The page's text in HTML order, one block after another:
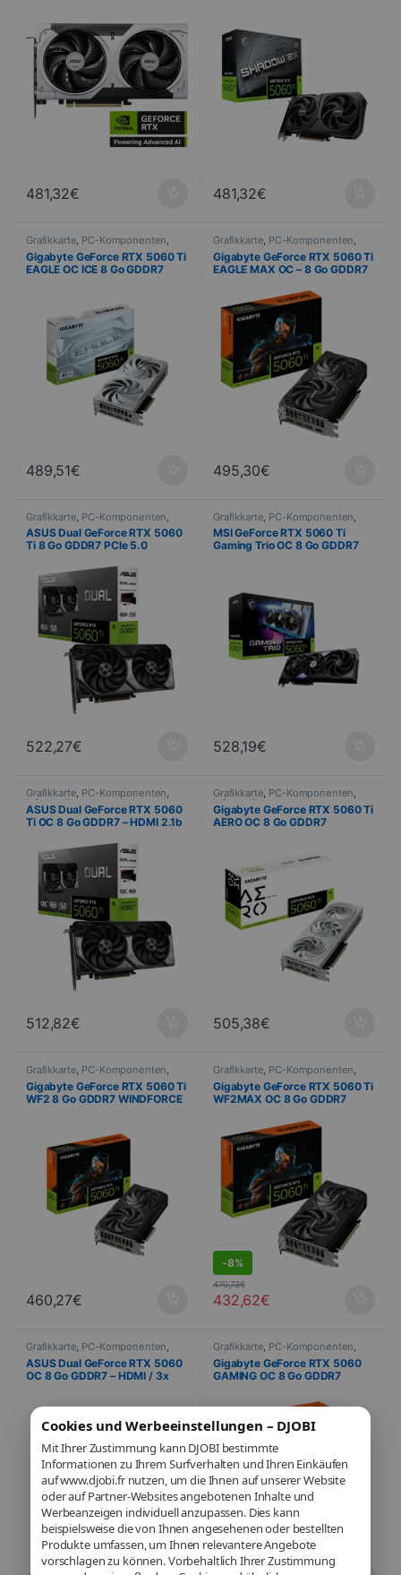
Cookies und Werbeeinstellungen – DJOBI
Mit Ihrer Zustimmung kann DJOBI bestimmte
Informationen zu Ihrem Surfverhalten und Ihren Einkäufen
auf www.djobi.fr nutzen, um die Ihnen auf unserer Website
oder auf Partner-Websites angebotenen Inhalte und
Werbeanzeigen individuell anzupassen. Dies kann
beispielsweise die von Ihnen angesehenen oder bestellten
Produkte umfassen, um Ihnen relevantere Angebote
vorschlagen zu können. Vorbehaltlich Ihrer Zustimmung
481,32€ 481,32€
Grafikkarte, PC-Komponenten,
Informatik
Gigabyte GeForce RTX 5060 Ti
EAGLE OC ICE 8 Go GDDR7
489,51€
Grafikkarte, PC-Komponenten,
Informatik
Gigabyte GeForce RTX 5060 Ti
EAGLE MAX OC – 8 Go GDDR7
495,30€
Grafikkarte PC-Komponenten
Informatik
ASUS Dual GeForce RTX 5060
Ti 8 Go GDDR7 PCIe 5.0
522,27€
Grafikkarte PC-Komponenten
Informatik
MSI GeForce RTX 5060 Ti
Gaming Trio OC 8 Go GDDR7
528,19€
Grafikkarte, PC-Komponenten,
Informatik
ASUS Dual GeForce RTX 5060
Ti OC 8 Go GDDR7 – HDMI 2.1b
512,82€
Grafikkarte, PC-Komponenten,
Informatik
Gigabyte GeForce RTX 5060 Ti
AERO OC 8 Go GDDR7
505,38€
Grafikkarte, PC-Komponenten,
Informatik
Gigabyte GeForce RTX 5060 Ti
WF2 8 Go GDDR7 WINDFORCE
460,27€
Grafikkarte, PC-Komponenten,
Informatik ,PROMOTIONS
Gigabyte GeForce RTX 5060 Ti
WF2MAX OC 8 Go GDDR7
-8%
432,62€
470,73€
Grafikkarte, PC-Komponenten,
Informatik
ASUS Dual GeForce RTX 5060
OC 8 Go GDDR7 – HDMI / 3x
Grafikkarte, PC-Komponenten,
Informatik
Gigabyte GeForce RTX 5060
GAMING OC 8 Go GDDR7